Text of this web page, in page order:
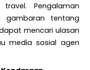
Pengalaman
gambaran tentang
mencari ulasan
media sosial agen